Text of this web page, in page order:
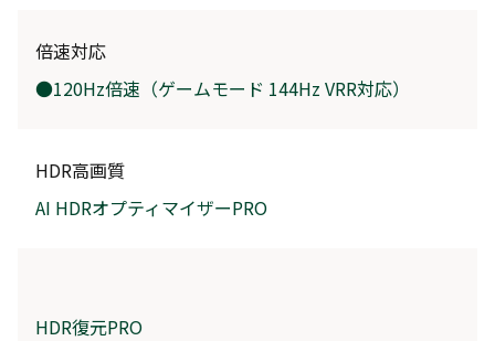
倍速対応
●120Hz倍速（ゲームモード 144Hz VRR対応）
HDR高画質
AI HDRオプティマイザーPRO
HDR復元PRO